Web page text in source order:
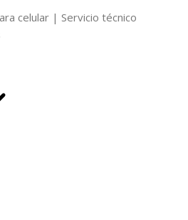
celular | Servicio técnico